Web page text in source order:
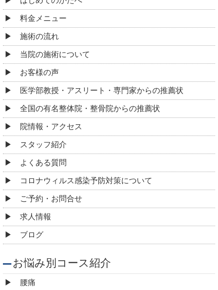
料金メニュー
施術の流れ
当院の施術について
お客様の声
医学部教授・アスリート・専門家からの推薦状
全国の有名整体院・整骨院からの推薦状
院情報・アクセス
スタッフ紹介
よくある質問
コロナウィルス感染予防対策について
ご予約・お問合せ
求人情報
ブログ
お悩み別コース紹介
腰痛